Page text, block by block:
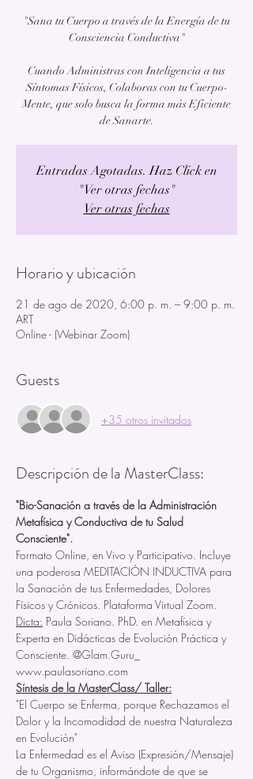
"Sana tu Cuerpo a través de la Energía de tu
Consciencia Conductiva"
Cuando Administras con Inteligencia a tus
Síntomas Físicos, Colaboras con tu Cuerpo-
Mente, que solo busca la forma más Eficiente
de Sanarte.
Entradas Agotadas. Haz Click en
"Ver otras fechas"
Ver otras fechas
Horario y ubicación
21 de ago de 2020, 6:00 p. m. – 9:00 p. m.
ART
Online - (Webinar Zoom)
Guests
+35 otros invitados
Descripción de la MasterClass:
"Bio-Sanación a través de la Administración
Metafísica y Conductiva de tu Salud
Consciente".
Formato Online, en Vivo y Participativo. Incluye
una poderosa MEDITACIÓN INDUCTIVA para
la Sanación de tus Enfermedades, Dolores
Físicos y Crónicos. Plataforma Virtual Zoom.
Dicta: Paula Soriano. PhD. en Metafísica y
Experta en Didácticas de Evolución Práctica y
Consciente. @Glam.Guru_
www.paulasoriano.com
Síntesis de la MasterClass/ Taller:
"El Cuerpo se Enferma, porque Rechazamos el
Dolor y la Incomodidad de nuestra Naturaleza
en Evolución"
La Enfermedad es el Aviso (Expresión/Mensaje)
de tu Organismo, informándote de que se